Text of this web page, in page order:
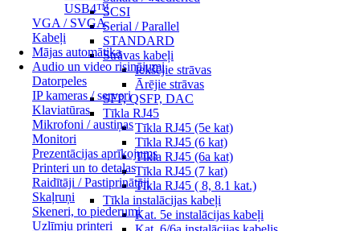
USB4™
VGA / SVGA
Kabeļi
Mājas automātika
Audio un video risinājumi
Datorpeles
IP kameras / serveri
Klaviatūras
Mikrofoni / austiņas
Monitori
Prezentācijas aprīkojums
Printeri un to detaļas
Raidītāji / Pastiprinātāji
Skaļruņi
Skeneri, to piederumi
Uzlīmju printeri
SCSI
Serial / Parallel
STANDARD
Strāvas kabeļi
Iekšējie strāvas
Ārējie strāvas
SFP, QSFP, DAC
Tīkla RJ45
Tīkla RJ45 (5e kat)
Tīkla RJ45 (6 kat)
Tīkla RJ45 (6a kat)
Tīkla RJ45 (7 kat)
Tīkla RJ45 ( 8, 8.1 kat.)
Tīkla instalācijas kabeļi
Kat. 5e instalācijas kabeļi